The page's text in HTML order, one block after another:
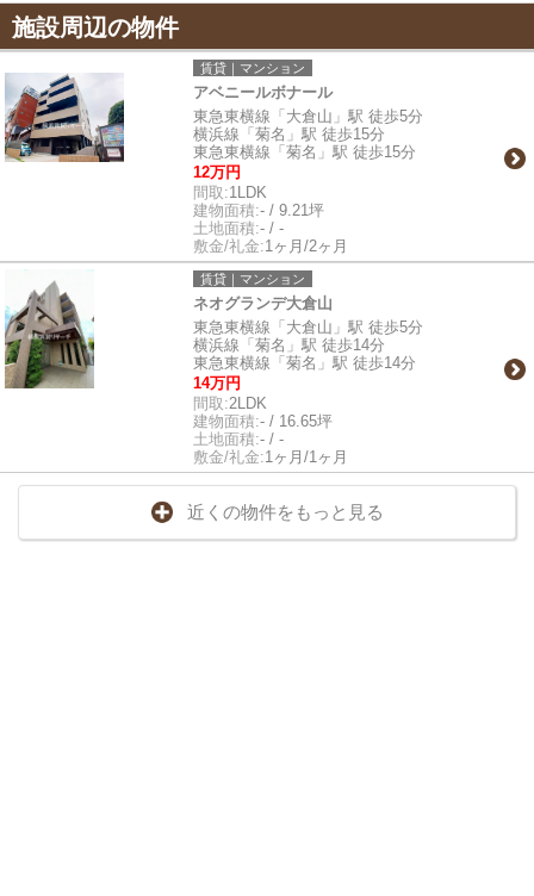
施設周辺の物件
賃貸｜マンション
アベニールボナール
東急東横線「大倉山」駅 徒歩5分
横浜線「菊名」駅 徒歩15分
東急東横線「菊名」駅 徒歩15分
12万円
間取:1LDK
建物面積:- / 9.21坪
土地面積:- / -
敷金/礼金:1ヶ月/2ヶ月
賃貸｜マンション
ネオグランデ大倉山
東急東横線「大倉山」駅 徒歩5分
横浜線「菊名」駅 徒歩14分
東急東横線「菊名」駅 徒歩14分
14万円
間取:2LDK
建物面積:- / 16.65坪
土地面積:- / -
敷金/礼金:1ヶ月/1ヶ月
近くの物件をもっと見る